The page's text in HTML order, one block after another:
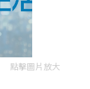
點擊圖片放大